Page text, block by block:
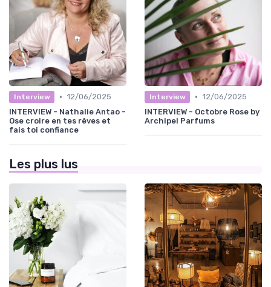
Interview • 12/06/2025
INTERVIEW - Nathalie Antao -
Ose croire en tes rêves et
fais toi confiance
Interview • 12/06/2025
INTERVIEW - Octobre Rose by
Archipel Parfums
Les plus lus